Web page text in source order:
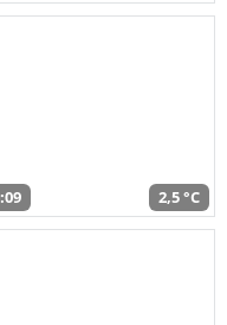
2,5 °C